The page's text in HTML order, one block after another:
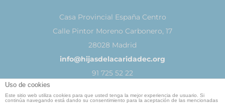
Casa Provincial España Centro
Calle Pintor Moreno Carbonero, 17
28028 Madrid
info@hijasdelacaridadec.org
91 725 52 22
Uso de cookies
Este sitio web utiliza cookies para que usted tenga la mejor experiencia de usuario. Si
continúa navegando está dando su consentimiento para la aceptación de las mencionadas